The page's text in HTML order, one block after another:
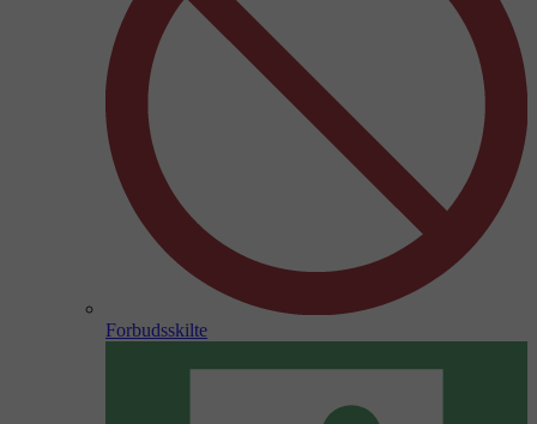
Forbudsskilte